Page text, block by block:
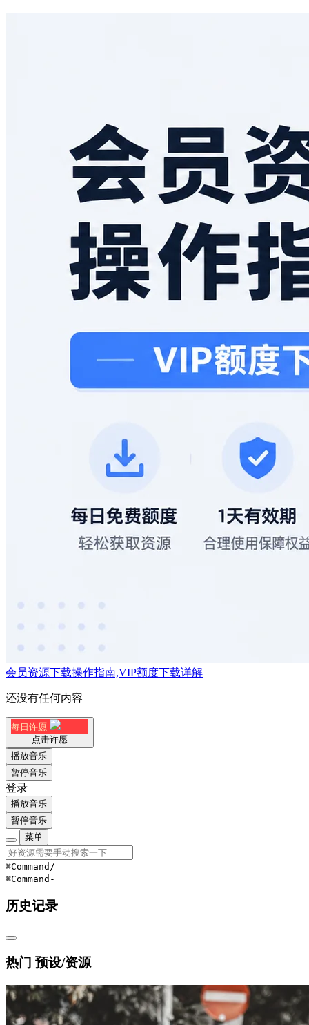
会员资源下载操作指南,VIP额度下载详解
还没有任何内容
每日许愿
点击许愿
播放音乐
暂停音乐
登录
播放音乐
暂停音乐
菜单
⌘Command /
⌘Command -
历史记录
热门 预设/资源